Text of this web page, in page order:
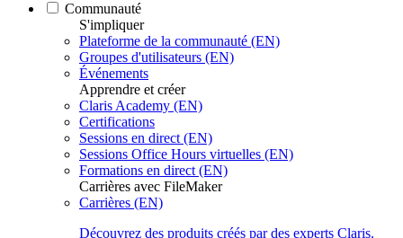
Communauté
S'impliquer
Plateforme de la communauté (EN)
Groupes d'utilisateurs (EN)
Événements
Apprendre et créer
Claris Academy (EN)
Certifications
Sessions en direct (EN)
Sessions Office Hours virtuelles (EN)
Formations en direct (EN)
Carrières avec FileMaker
Carrières (EN)
Découvrez des produits créés par des experts Claris.